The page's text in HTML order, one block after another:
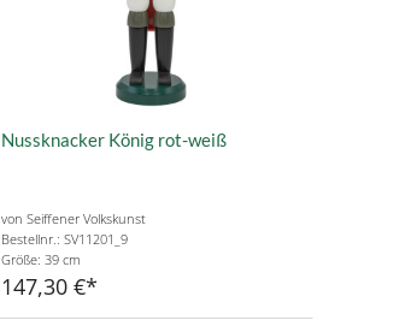
Nussknacker König rot-weiß
von Seiffener Volkskunst
Bestellnr.: SV11201_9
Größe: 39 cm
147,30 €